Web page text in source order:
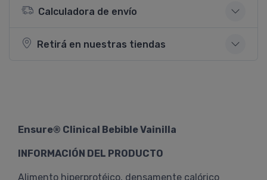
Calculadora de envío
Retirá en nuestras tiendas
Ensure® Clinical Bebible Vainilla
INFORMACIÓN DEL PRODUCTO
Alimento hiperprotéico, densamente calórico